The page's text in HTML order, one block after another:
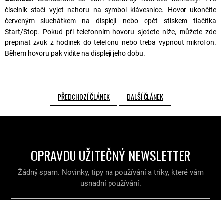
číselník stačí vyjet nahoru na symbol klávesnice. Hovor ukončíte
červeným sluchátkem na displeji nebo opět stiskem tlačítka
Start/Stop. Pokud při telefonním hovoru sjedete níže, můžete zde
přepínat zvuk z hodinek do telefonu nebo třeba vypnout mikrofon.
Během hovoru pak vidíte na displeji jeho dobu.
PŘEDCHOZÍ ČLÁNEK DALŠÍ ČLÁNEK
OPRAVDU UŽITEČNÝ NEWSLETTER
Žádný spam. Novinky, tipy na používání a triky, které vám
usnadní používání.